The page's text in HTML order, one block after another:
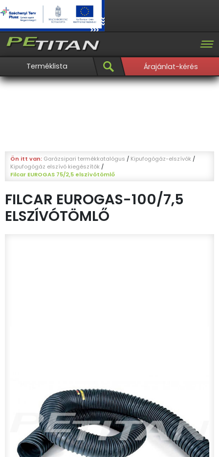
Terméklista Árajánlat-kérés
Ön itt van: Garázsipari termékkatalógus / Kipufogógáz-elszívók /
Kipufogógáz elszívó kiegészítők /
Filcar EUROGAS 75/2,5 elszívótömlő
FILCAR EUROGAS-100/7,5
ELSZÍVÓTÖMLŐ